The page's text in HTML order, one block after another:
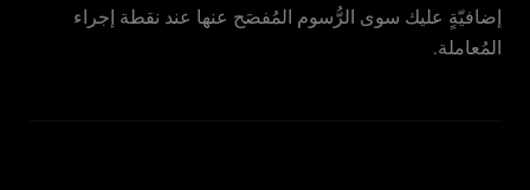
إضافيّةٍ عليك سوى الرُّسوم المُفصَح عنها عند نقطة إجراء
المُعاملة.